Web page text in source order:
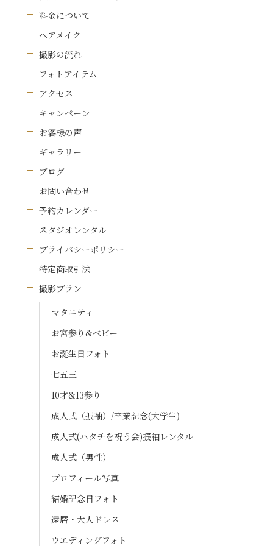
料金について
ヘアメイク
撮影の流れ
フォトアイテム
アクセス
キャンペーン
お客様の声
ギャラリー
ブログ
お問い合わせ
予約カレンダー
スタジオレンタル
プライバシーポリシー
特定商取引法
撮影プラン
マタニティ
お宮参り&ベビー
お誕生日フォト
七五三
10才&13参り
成人式（振袖）/卒業記念(大学生)
成人式(ハタチを祝う会)振袖レンタル
成人式（男性）
プロフィール写真
結婚記念日フォト
還暦・大人ドレス
ウエディングフォト